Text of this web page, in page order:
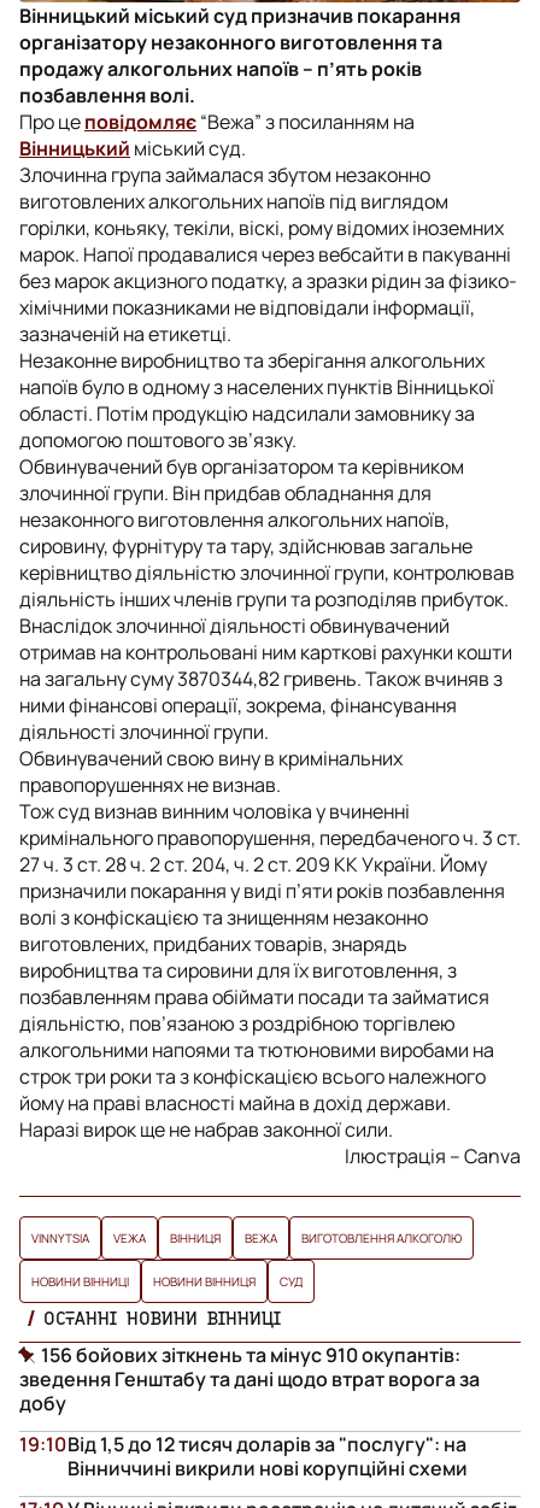
Вінницький міський суд призначив покарання
організатору незаконного виготовлення та
продажу алкогольних напоїв – п’ять років
позбавлення волі.
Про цеповідомляє“Вежа” з посиланням на
Вінницький міський суд.
Злочинна група займалася збутом незаконно
виготовлених алкогольних напоїв під виглядом
горілки, коньяку, текіли, віскі, рому відомих іноземних
марок. Напої продавалися через вебсайти в пакуванні
без марок акцизного податку, а зразки рідин за фізико-
хімічними показниками не відповідали інформації,
зазначеній на етикетці.
Незаконне виробництво та зберігання алкогольних
напоїв було в одному з населених пунктів Вінницької
області. Потім продукцію надсилали замовнику за
допомогою поштового зв’язку.
Обвинувачений був організатором та керівником
злочинної групи. Він придбав обладнання для
незаконного виготовлення алкогольних напоїв,
сировину, фурнітуру та тару, здійснював загальне
керівництво діяльністю злочинної групи, контролював
діяльність інших членів групи та розподіляв прибуток.
Внаслідок злочинної діяльності обвинувачений
отримав на контрольовані ним карткові рахунки кошти
на загальну суму 3870344,82 гривень. Також вчиняв з
ними фінансові операції, зокрема, фінансування
діяльності злочинної групи.
Обвинувачений свою вину в кримінальних
правопорушеннях не визнав.
Тож суд визнав винним чоловіка у вчиненні
кримінального правопорушення, передбаченого ч. 3 ст.
27 ч. 3 ст. 28 ч. 2 ст. 204, ч. 2 ст. 209 КК України. Йому
призначили покарання у виді п’яти років позбавлення
волі з конфіскацією та знищенням незаконно
виготовлених, придбаних товарів, знарядь
виробництва та сировини для їх виготовлення, з
позбавленням права обіймати посади та займатися
діяльністю, пов’язаною з роздрібною торгівлею
алкогольними напоями та тютюновими виробами на
строк три роки та з конфіскацією всього належного
йому на праві власності майна в дохід держави.
Наразі вирок ще не набрав законної сили.
Ілюстрація – Сanva
VINNYTSIA VЕЖА ВІННИЦЯ ВЕЖА ВИГОТОВЛЕННЯ АЛКОГОЛЮ
НОВИНИ ВІННИЦІ НОВИНИ ВІННИЦЯ СУД
ОСТАННІ НОВИНИ ВІННИЦІ
156 бойових зіткнень та мінус 910 окупантів:
зведення Генштабу та дані щодо втрат ворога за
добу
Від 1,5 до 12 тисяч доларів за "послугу": на
Вінниччині викрили нові корупційні схеми
19:10